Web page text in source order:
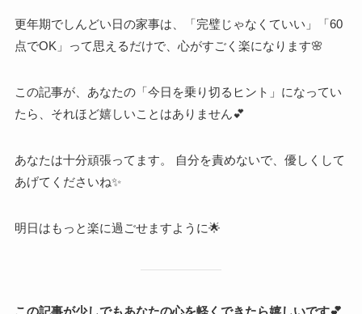
更年期でしんどい日の家事は、「完璧じゃなくていい」「60
点でOK」って思えるだけで、心がすごく楽になります🌸
この記事が、あなたの「今日を乗り切るヒント」になってい
たら、それほど嬉しいことはありません💕
あなたは十分頑張ってます。 自分を責めないで、優しくして
あげてくださいね✨
明日はもっと楽に過ごせますように🌟